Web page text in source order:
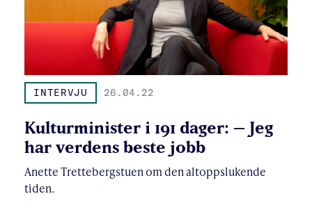
INTERVJU 26.04.22
Kulturminister i 191 dager: – Jeg
har verdens beste jobb
Anette Trettebergstuen om den altoppslukende
tiden.